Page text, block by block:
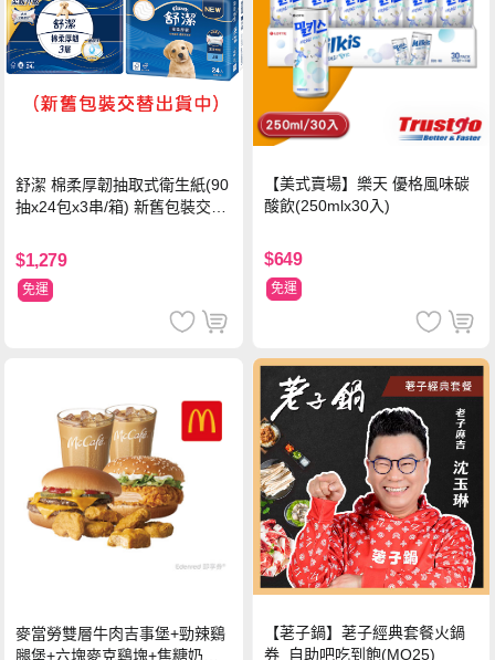
舒潔 棉柔厚韌抽取式衛生紙(90
抽x24包x3串/箱) 新舊包裝交替
$1,279
免運
【美式賣場】樂天 優格風味碳
酸飲(250mlx30入)
$649
免運
麥當勞雙層牛肉吉事堡+勁辣鷄
腿堡+六塊麥克鷄塊+焦糖奶茶
【荖子鍋】荖子經典套餐火鍋
券_自助吧吃到飽(MO25)